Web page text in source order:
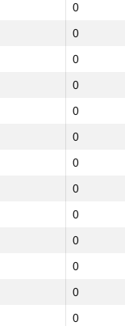
0
0
0
0
0
0
0
0
0
0
0
0
0
1
GP30